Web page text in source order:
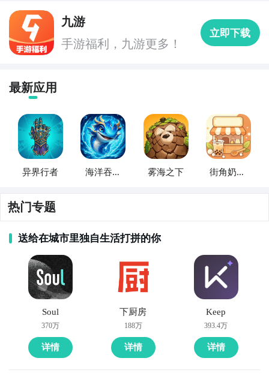
九游
手游福利，九游更多！
立即下载
最新应用
异界行者
海洋吞噬
雾海之下
街角奶茶·
热门专题
送给在城市里独自生活打拼的你
Soul
370万
详情
下厨房
188万
详情
Keep
393.4万
详情